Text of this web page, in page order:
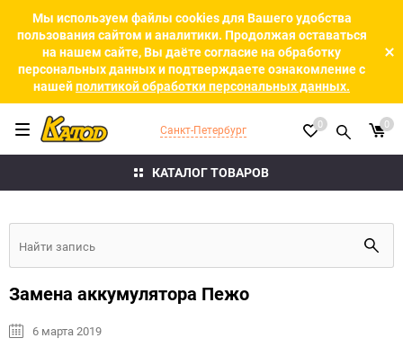
Мы используем файлы cookies для Вашего удобства
пользования сайтом и аналитики. Продолжая оставаться
на нашем сайте, Вы даёте согласие на обработку
персональных данных и подтверждаете ознакомление с
нашейполитикой обработки персональных данных.
КАТАЛОГ ТОВАРОВ
Санкт-Петербург 0 0
Замена аккумулятора Пежо
6 марта 2019